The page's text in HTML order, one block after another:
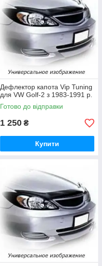
Дефлектор капота Vip Tuning
для VW Golf-2 з 1983-1991 р.
Готово до відправки
1 250 ₴
Купити